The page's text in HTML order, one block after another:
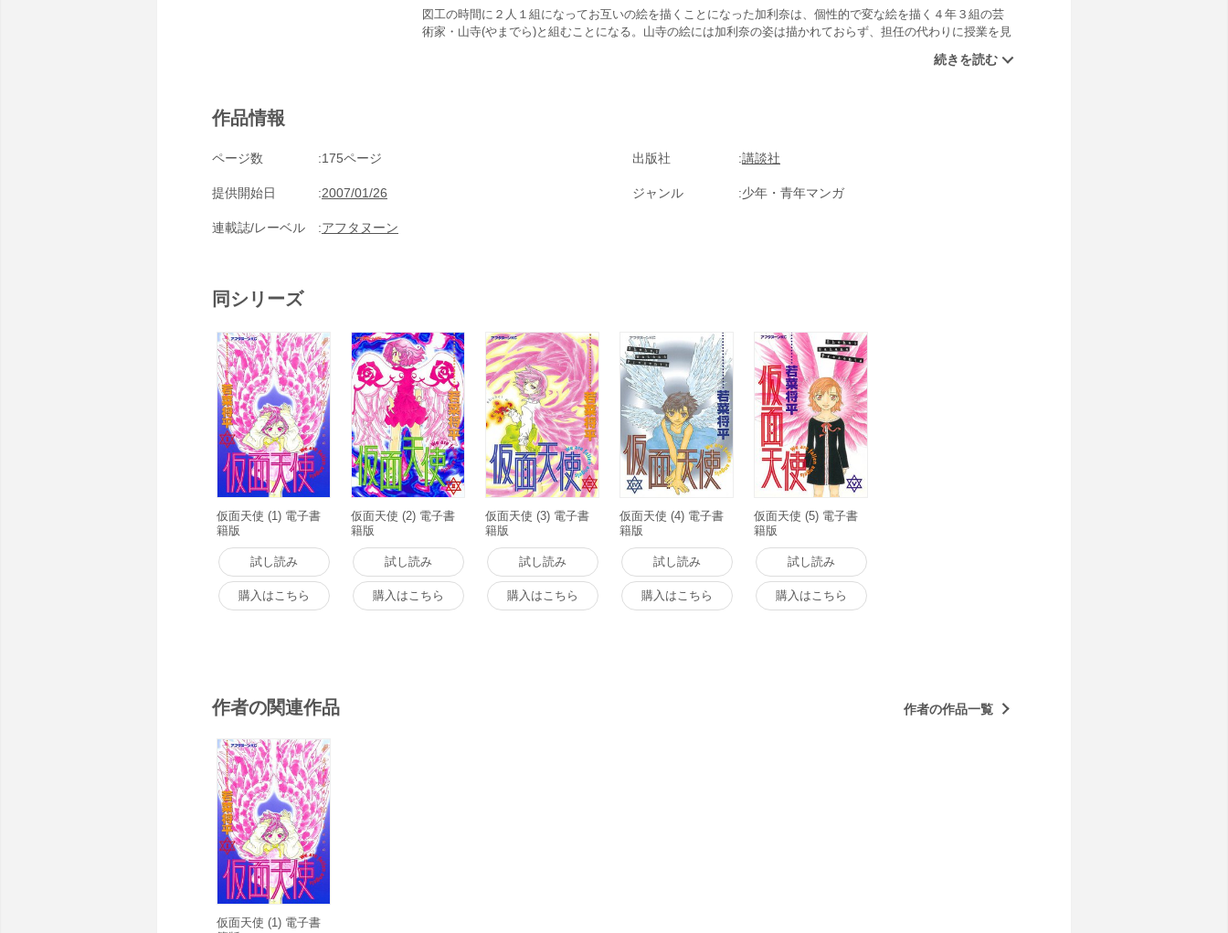
図工の時間に２人１組になってお互いの絵を描くことになった加利奈は、個性的で変な絵を描く４年３組の芸
術家・山寺(やまでら)と組むことになる。山寺の絵には加利奈の姿は描かれておらず、担任の代わりに授業を見
作品情報
ページ数 175ページ 出版社 講談社
提供開始日 2007/01/26 ジャンル 少年・青年マンガ
連載誌/レーベル アフタヌーン
同シリーズ
仮面天使 (1) 電子書
籍版
試し読み
購入はこちら
仮面天使 (2) 電子書
籍版
試し読み
購入はこちら
仮面天使 (3) 電子書
籍版
試し読み
購入はこちら
仮面天使 (4) 電子書
籍版
試し読み
購入はこちら
仮面天使 (5) 電子書
籍版
試し読み
購入はこちら
作者の関連作品 作者の作品一覧
仮面天使 (1) 電子書